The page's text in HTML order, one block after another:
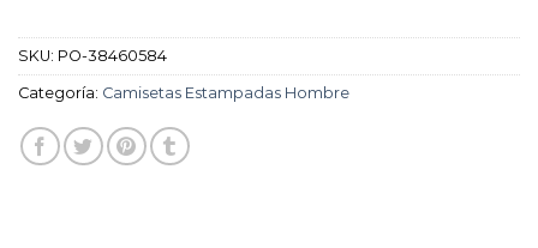
SKU: PO-38460584
Categoría: Camisetas Estampadas Hombre